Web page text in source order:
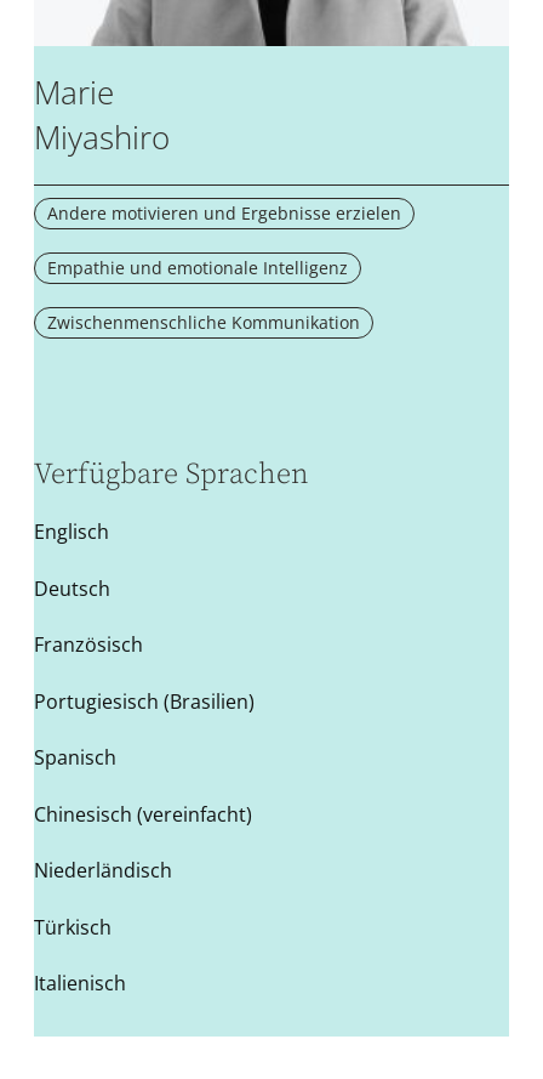
Marie
Miyashiro
Andere motivieren und Ergebnisse erzielen
Empathie und emotionale Intelligenz
Zwischenmenschliche Kommunikation
Verfügbare Sprachen
Englisch
Deutsch
Französisch
Portugiesisch (Brasilien)
Spanisch
Chinesisch (vereinfacht)
Niederländisch
Türkisch
Italienisch